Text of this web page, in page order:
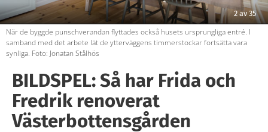
2 av35
När de byggde punschverandan flyttades också husets ursprungliga entré. I
samband med det arbete lät de ytterväggens timmerstockar fortsätta vara
synliga. Foto: Jonatan Stålhös
BILDSPEL: Så har Frida och
Fredrik renoverat
Västerbottensgården